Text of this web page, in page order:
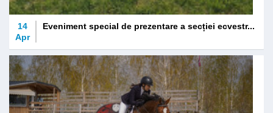
14
Apr
Eveniment special de prezentare a secției ecvestr...